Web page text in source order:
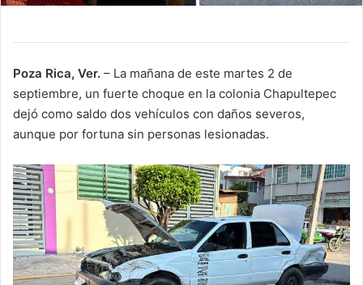
Poza Rica, Ver. – La mañana de este martes 2 de
septiembre, un fuerte choque en la colonia Chapultepec
dejó como saldo dos vehículos con daños severos,
aunque por fortuna sin personas lesionadas.